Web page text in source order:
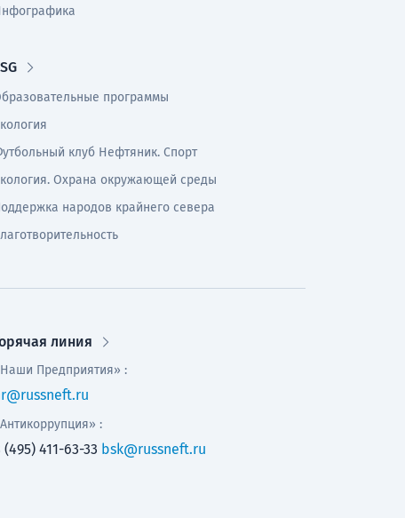
программы
клуб Нефтяник. Спорт
Охрана окружающей среды
народов крайнего севера
линия
Предприятия» :
:
(495) 411-63-33 bsk@russneft.ru